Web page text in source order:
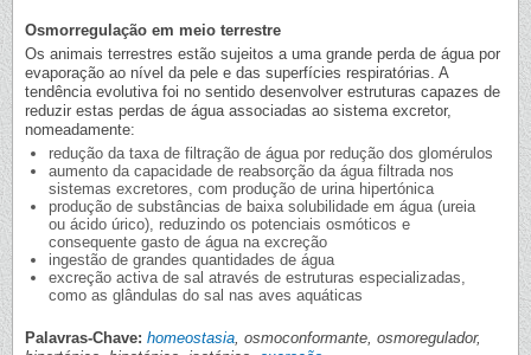
Osmorregulação em meio terrestre
Os animais terrestres estão sujeitos a uma grande perda de água por
evaporação ao nível da pele e das superfícies respiratórias. A
tendência evolutiva foi no sentido desenvolver estruturas capazes de
reduzir estas perdas de água associadas ao sistema excretor,
nomeadamente:
redução da taxa de filtração de água por redução dos glomérulos
aumento da capacidade de reabsorção da água filtrada nos
sistemas excretores, com produção de urina hipertónica
produção de substâncias de baixa solubilidade em água (ureia
ou ácido úrico), reduzindo os potenciais osmóticos e
consequente gasto de água na excreção
ingestão de grandes quantidades de água
excreção activa de sal através de estruturas especializadas,
como as glândulas do sal nas aves aquáticas
Palavras-Chave: homeostasia , osmoconformante, osmoregulador,